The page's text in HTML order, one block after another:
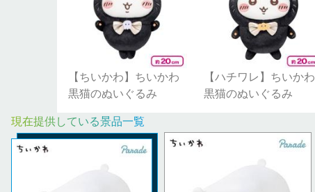
【ちいかわ】ちいかわ
黒猫のぬいぐるみ
【ハチワレ】ちいかわ
黒猫のぬいぐるみ
現在提供している景品一覧